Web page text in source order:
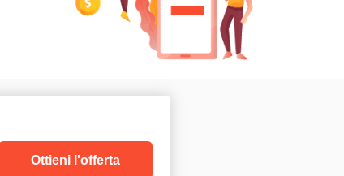
Ottieni l'offerta